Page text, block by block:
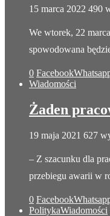
15 marca 2022 490
We wtorek, 22
spowodowana
0 Facebook
Wiadomości
Żaden
19 maja 2021 627
– Z szacunku dla
przebiegu awarii w
0 Facebook
PolitykaWiadomości